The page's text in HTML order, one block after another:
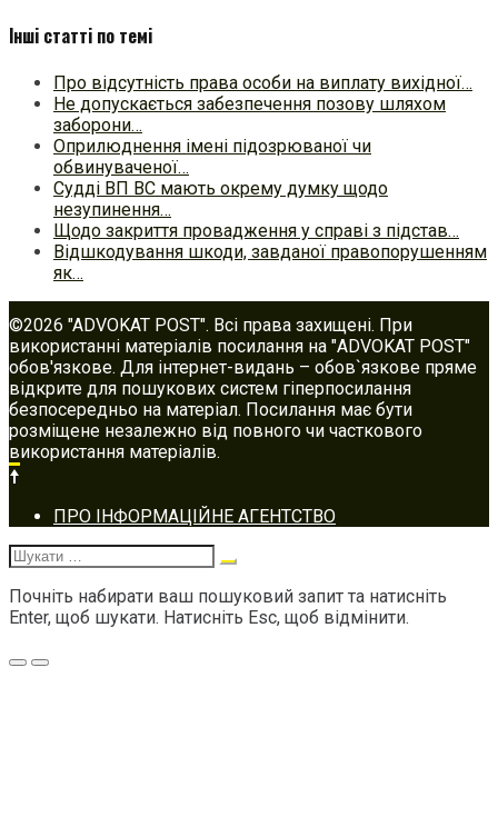
Інші статті по темі
Про відсутність права особи на виплату вихідної…
Не допускається забезпечення позову шляхом
заборони…
Оприлюднення імені підозрюваної чи
обвинуваченої…
Судді ВП ВС мають окрему думку щодо
незупинення…
Щодо закриття провадження у справі з підстав…
Відшкодування шкоди, завданої правопорушенням
як…
©2026 "ADVOKAT POST". Всі права захищені. При
використанні матеріалів посилання на "ADVOKAT POST"
обов'язкове. Для інтернет-видань – обов`язкове пряме
відкрите для пошукових систем гіперпосилання
безпосередньо на матеріал. Посилання має бути
розміщене незалежно від повного чи часткового
використання матеріалів.
Footer
navigation
ПРО ІНФОРМАЦІЙНЕ АГЕНТСТВО
Шукати:
Почніть набирати ваш пошуковий запит та натисніть
Enter, щоб шукати. Натисніть Esc, щоб відмінити.
Меню